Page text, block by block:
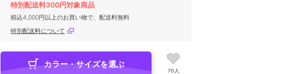
特別配送料300円対象商品
税込4,000円以上のお買い物で、配送料無料
特別配送料について
カラー・サイズを選ぶ
70人